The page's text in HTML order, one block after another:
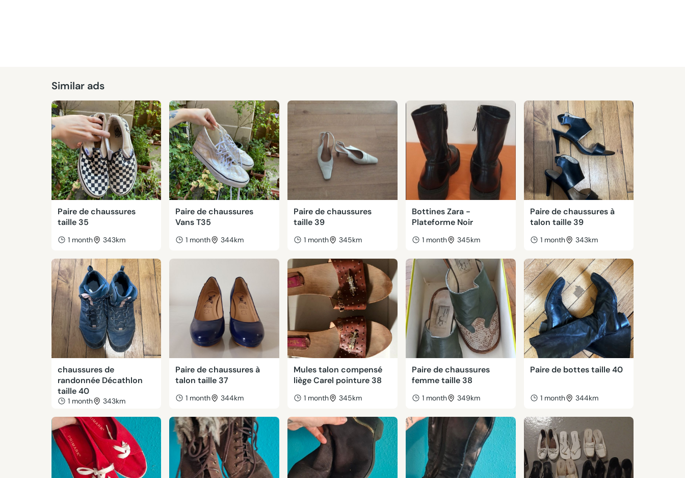
Similar ads
Paire de chaussures
taille 35
1 month 343km
Paire de chaussures
Vans T35
1 month 344km
Paire de chaussures
taille 39
1 month 345km
Bottines Zara -
Plateforme Noir
1 month 345km
Paire de chaussures à
talon taille 39
1 month 343km
chaussures de
randonnée Décathlon
taille 40
1 month 343km
Paire de chaussures à
talon taille 37
1 month 344km
Mules talon compensé
liège Carel pointure 38
1 month 345km
Paire de chaussures
femme taille 38
1 month 349km
Paire de bottes taille 40
1 month 344km